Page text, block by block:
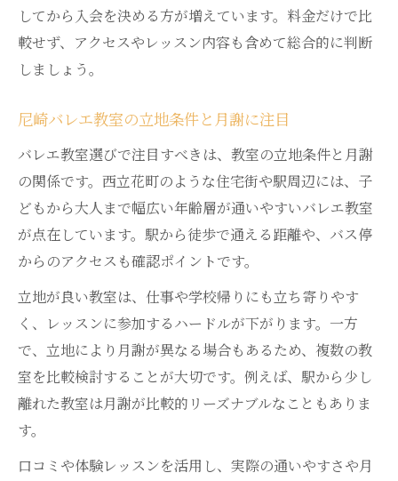
してから入会を決める方が増えています。料金だけで比
較せず、アクセスやレッスン内容も含めて総合的に判断
しましょう。
尼崎バレエ教室の立地条件と月謝に注目
バレエ教室選びで注目すべきは、教室の立地条件と月謝
の関係です。西立花町のような住宅街や駅周辺には、子
どもから大人まで幅広い年齢層が通いやすいバレエ教室
が点在しています。駅から徒歩で通える距離や、バス停
からのアクセスも確認ポイントです。
立地が良い教室は、仕事や学校帰りにも立ち寄りやす
く、レッスンに参加するハードルが下がります。一方
で、立地により月謝が異なる場合もあるため、複数の教
室を比較検討することが大切です。例えば、駅から少し
離れた教室は月謝が比較的リーズナブルなこともありま
す。
口コミや体験レッスンを活用し、実際の通いやすさや月